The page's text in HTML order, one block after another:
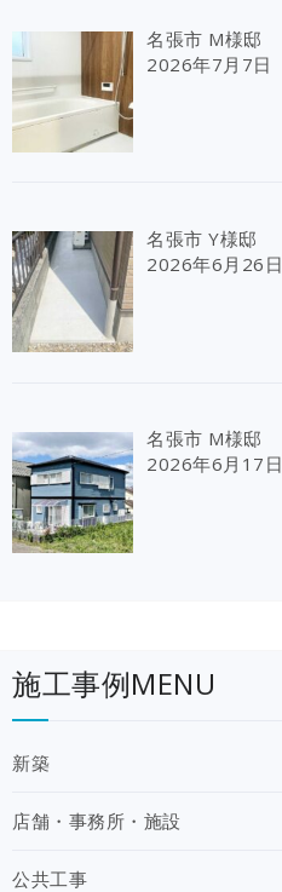
名張市 M様邸
2026年7月7日
名張市 Y様邸
2026年6月26日
名張市 M様邸
2026年6月17日
施工事例MENU
新築
店舗・事務所・施設
公共工事